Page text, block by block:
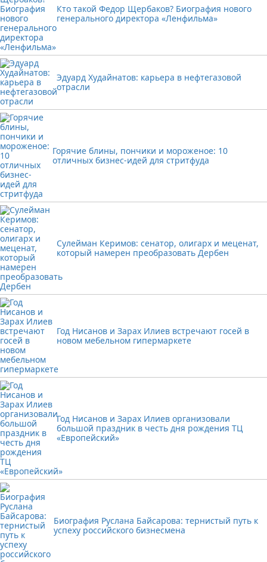
Кто такой Федор Щербаков? Биография нового
генерального директора «Ленфильма»
Эдуард Худайнатов: карьера в нефтегазовой
отрасли
Горячие блины, пончики и мороженое: 10
отличных бизнес-идей для стритфуда
Сулейман Керимов: сенатор, олигарх и меценат,
который намерен преобразовать Дербен
Год Нисанов и Зарах Илиев встречают госей в
новом мебельном гипермаркете
Год Нисанов и Зарах Илиев организовали
большой праздник в честь дня рождения ТЦ
«Европейский»
Биография Руслана Байсарова: тернистый путь к
успеху российского бизнесмена